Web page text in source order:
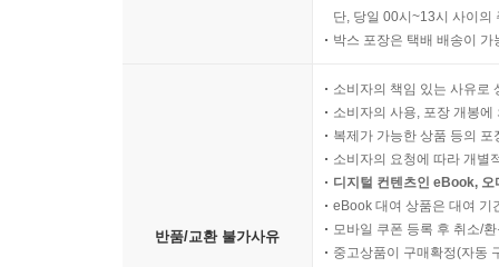
단, 당일 00시~13시 사이의
박스 포장은 택배 배송이
반품/교환 불가사유
소비자의 책임 있는 사유로
소비자의 사용, 포장 개봉
복제가 가능한 상품 등의
소비자의 요청에 따라 개별
디지털 컨텐츠인 eBook,
eBook 대여 상품은 대여 기
모바일 쿠폰 등록 후 취소/
중고상품이 구매확정(자동